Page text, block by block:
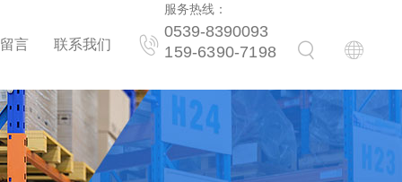
言 联系我们
服务热线：
0539-8390093
159-6390-7198